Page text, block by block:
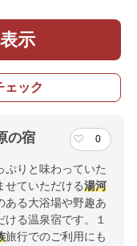
示
ェック
の宿 0
ぷりと味わっていた
せていただける湯河
ある大浴場や野趣あ
る温泉宿です。１
旅行でのご利用にも